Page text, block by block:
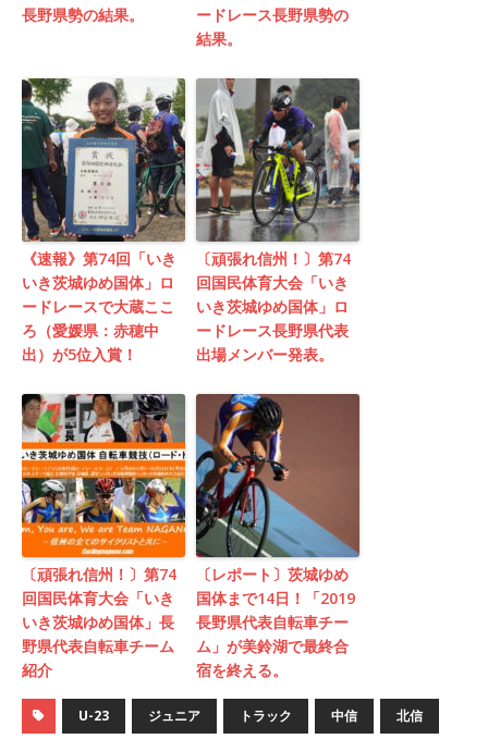
長野県勢の結果。
ードレース長野県勢の
結果。
《速報》第74回「いき
いき茨城ゆめ国体」ロ
ードレースで大蔵ここ
ろ（愛媛県：赤穂中
出）が5位入賞！
〔頑張れ信州！〕第74
回国民体育大会「いき
いき茨城ゆめ国体」ロ
ードレース長野県代表
出場メンバー発表。
〔頑張れ信州！〕第74
回国民体育大会「いき
いき茨城ゆめ国体」長
野県代表自転車チーム
紹介
〔レポート〕茨城ゆめ
国体まで14日！「2019
長野県代表自転車チー
ム」が美鈴湖で最終合
宿を終える。
U-23 ジュニア トラック 中信 北信